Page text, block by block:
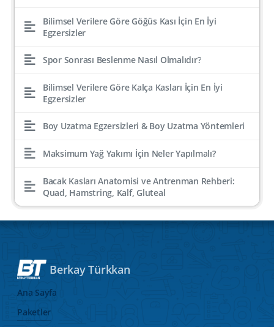
Bilimsel Verilere Göre Göğüs Kası İçin En İyi
Egzersizler
Spor Sonrası Beslenme Nasıl Olmalıdır?
Bilimsel Verilere Göre Kalça Kasları İçin En İyi
Egzersizler
Boy Uzatma Egzersizleri & Boy Uzatma Yöntemleri
Maksimum Yağ Yakımı İçin Neler Yapılmalı?
Bacak Kasları Anatomisi ve Antrenman Rehberi:
Quad, Hamstring, Kalf, Gluteal
Berkay Türkkan
Ana Sayfa
Paketler